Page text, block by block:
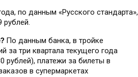
по данным «Русского стандарта»,
рублей.
По данным банка, в тройке
за три квартала текущего года
рублей), платежи за билеты в
в супермаркетах